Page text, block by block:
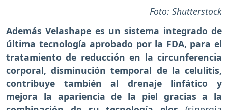
Foto: Shutterstock
Además Velashape es un sistema integrado de
última tecnología aprobado por la FDA, para el
tratamiento de reducción en la circunferencia
corporal, disminución temporal de la celulitis,
contribuye también al drenaje linfático y
mejora la apariencia de la piel gracias a la